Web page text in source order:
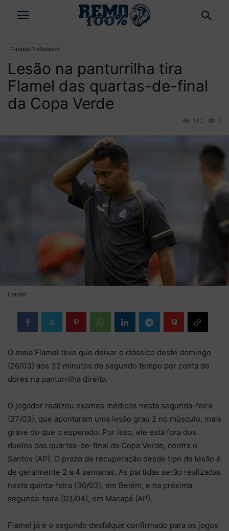
Futebol Profissional
Lesão na panturrilha tira
Flamel das quartas-de-final
da Copa Verde
0
142
Flamel
O meia Flamel teve que deixar o clássico deste domingo
(26/03) aos 32 minutos do segundo tempo por conta de
dores na panturrilha direita.
O jogador realizou exames médicos nesta segunda-feira
(27/03), que apontaram uma lesão grau 2 no músculo, mais
grave do que o esperado. Por isso, ele está fora dos
duelos das quartas-de-final da Copa Verde, contra o
Santos (AP). O prazo de recuperação desde tipo de lesão é
de geralmente 2 a 4 semanas. As partidas serão realizadas
nesta quinta-feira (30/03), em Belém, e na próxima
segunda-feira (03/04), em Macapá (AP).
Flamel já é o segundo desfalque confirmado para os jogos